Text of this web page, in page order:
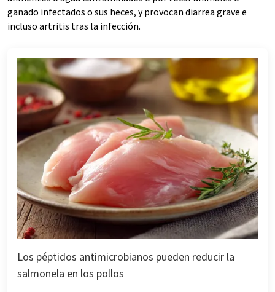
ganado infectados o sus heces, y provocan diarrea grave e
incluso artritis tras la infección.
Los péptidos antimicrobianos pueden reducir la
salmonela en los pollos